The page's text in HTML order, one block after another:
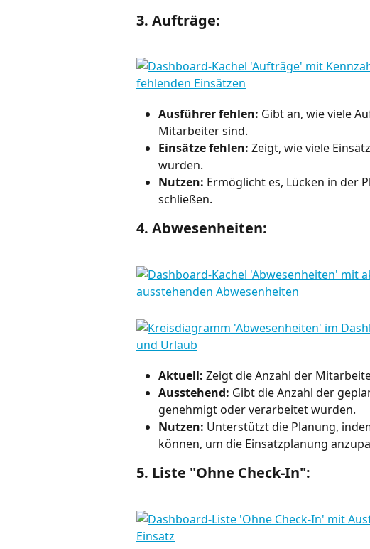
3. Aufträge:
Ausführer fehlen: Gibt an, wie viele
Mitarbeiter sind.
Einsätze fehlen: Zeigt, wie viele
wurden.
Nutzen: Ermöglicht es, Lücken in der
schließen.
4. Abwesenheiten:
Aktuell: Zeigt die Anzahl der
Ausstehend: Gibt die Anzahl der
genehmigt oder verarbeitet wurden.
Nutzen: Unterstützt die Planung,
können, um die Einsatzplanung
5. Liste "Ohne Check-In":